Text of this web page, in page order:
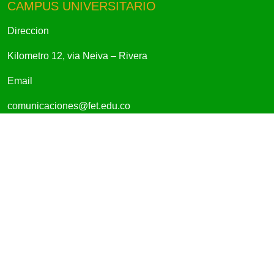
CAMPUS UNIVERSITARIO
Direccion
Kilometro 12, via Neiva – Rivera
Email
comunicaciones@fet.edu.co